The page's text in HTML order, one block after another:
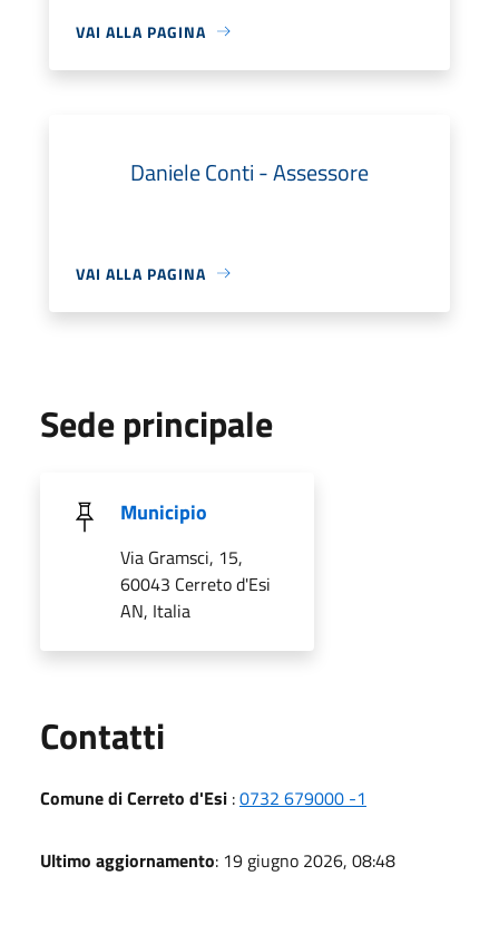
VAI ALLA PAGINA
Daniele Conti - Assessore
VAI ALLA PAGINA
Sede principale
Municipio
Via Gramsci, 15,
60043 Cerreto d'Esi
AN, Italia
Contatti
Comune di Cerreto d'Esi :0732 679000 -1
Ultimo aggiornamento: 19 giugno 2026, 08:48